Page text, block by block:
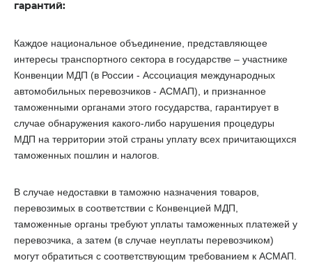
гарантий:
Каждое национальное объединение, представляющее
интересы транспортного сектора в государстве – участнике
Конвенции МДП (в России - Ассоциация международных
автомобильных перевозчиков - АСМАП), и признанное
таможенными органами этого государства, гарантирует в
случае обнаружения какого-либо нарушения процедуры
МДП на территории этой страны уплату всех причитающихся
таможенных пошлин и налогов.
В случае недоставки в таможню назначения товаров,
перевозимых в соответствии с Конвенцией МДП,
таможенные органы требуют уплаты таможенных платежей у
перевозчика, а затем (в случае неуплаты перевозчиком)
могут обратиться с соответствующим требованием к АСМАП.